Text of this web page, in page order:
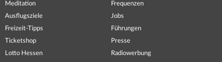
Meditation
Ausflugsziele
Freizeit-Tipps
Ticketshop
Lotto Hessen
Frequenzen
Jobs
Führungen
Presse
Radiowerbung